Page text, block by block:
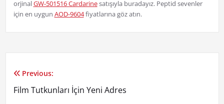
orjinalGW-501516 Cardarinesatışıyla buradayız. Peptid sevenler
için en uygun AOD-9604fiyatlarına göz atın.
Yazı
gezinmesi
Previous:
Film Tutkunları İçin Yeni Adres